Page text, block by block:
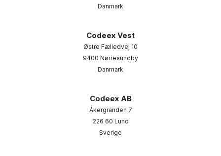
Danmark
Codeex Vest
Østre Fælledvej 10
9400 Nørresundby
Danmark
Codeex AB
Åkergränden 7
226 60 Lund
Sverige